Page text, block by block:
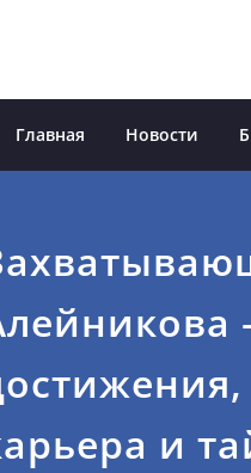
Главная Новости
и